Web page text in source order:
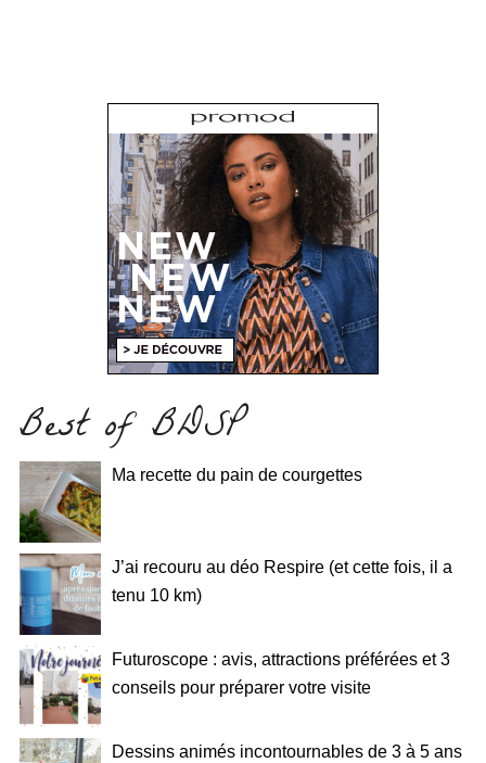
Best of BDSP
Ma recette du pain de courgettes
J’ai recouru au déo Respire (et cette fois, il a
tenu 10 km)
Futuroscope : avis, attractions préférées et 3
conseils pour préparer votre visite
Dessins animés incontournables de 3 à 5 ans